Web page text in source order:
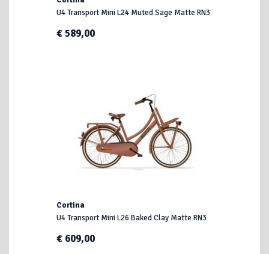
U4 Transport Mini L24 Muted Sage Matte RN3
€ 589,00
Cortina
U4 Transport Mini L26 Baked Clay Matte RN3
€ 609,00